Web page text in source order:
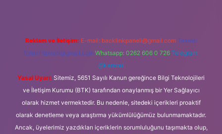
Reklam ve İletişim: E-mail: backlinkpaneli@gmail.com Teams:
forumhizmeti@gmail.com Whatsapp: 0262 606 0 726 Telegram:
@karabul
Yasal Uyarı: Sitemiz, 5651 Sayılı Kanun gereğince Bilgi Teknolojileri
ve İletişim Kurumu (BTK) tarafından onaylanmış bir Yer Sağlayıcı
olarak hizmet vermektedir. Bu nedenle, sitedeki içerikleri proaktif
olarak denetleme veya araştırma yükümlülüğümüz bulunmamaktadır.
Ancak, üyelerimiz yazdıkları içeriklerin sorumluluğunu taşımakta olup,